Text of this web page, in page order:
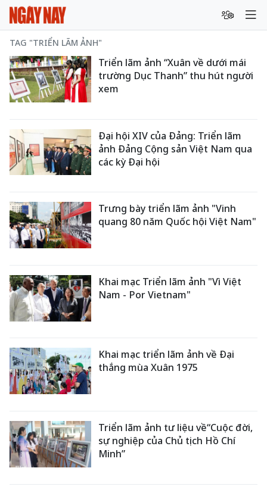
TAG "TRIỂN LÃM ẢNH"
Triển lãm ảnh “Xuân về dưới mái
trường Dục Thanh” thu hút người
xem
Đại hội XIV của Đảng: Triển lãm
ảnh Đảng Cộng sản Việt Nam qua
các kỳ Đại hội
Trưng bày triển lãm ảnh "Vinh
quang 80 năm Quốc hội Việt Nam"
Khai mạc Triển lãm ảnh "Vì Việt
Nam - Por Vietnam"
Khai mạc triển lãm ảnh về Đại
thắng mùa Xuân 1975
Triển lãm ảnh tư liệu về“Cuộc đời,
sự nghiệp của Chủ tịch Hồ Chí
Minh”